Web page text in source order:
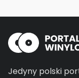
Jedyny polski